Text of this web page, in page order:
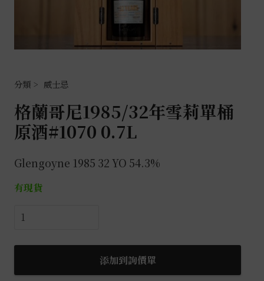
威士忌
格蘭哥尼1985/32年雪莉單桶
原酒#1070 0.7L
Glengoyne 1985 32 YO 54.3%
有現貨
格
哥
1985/32
添加到詢價單